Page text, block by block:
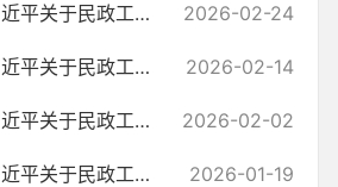
学习课堂丨《习近平关于民政工作论述摘编》(9) 2026-02-24
学习课堂丨《习近平关于民政工作论述摘编》(8) 2026-02-14
学习课堂丨《习近平关于民政工作论述摘编》(7) 2026-02-02
学习课堂丨《习近平关于民政工作论述摘编》(6) 2026-01-19